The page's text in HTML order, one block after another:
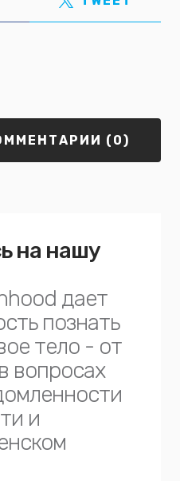
(0)
на нашу
дает
познать
тело - от
вопросах
и